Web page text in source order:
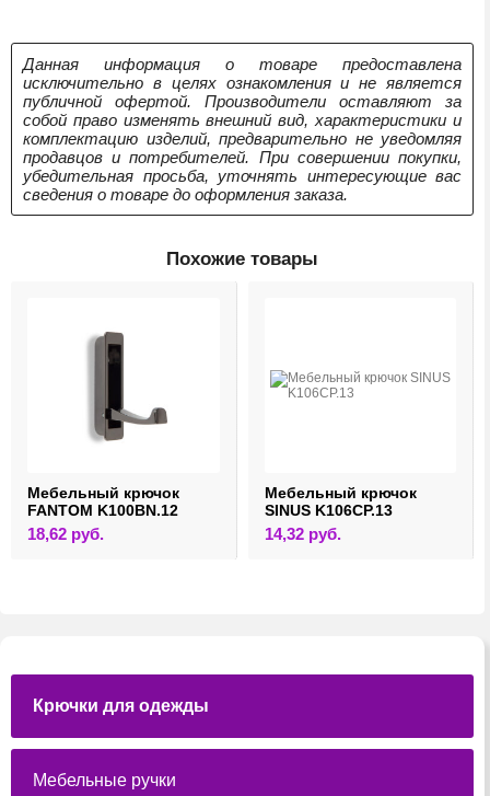
Данная информация о товаре предоставлена
исключительно в целях ознакомления и не является
публичной офертой. Производители оставляют за
собой право изменять внешний вид, характеристики и
комплектацию изделий, предварительно не уведомляя
продавцов и потребителей. При совершении покупки,
убедительная просьба, уточнять интересующие вас
сведения о товаре до оформления заказа.
Похожие товары
Мебельный крючок
FANTOM K100BN.12
18,62 руб.
Мебельный крючок
SINUS K106CP.13
14,32 руб.
Крючки для одежды
Мебельные ручки